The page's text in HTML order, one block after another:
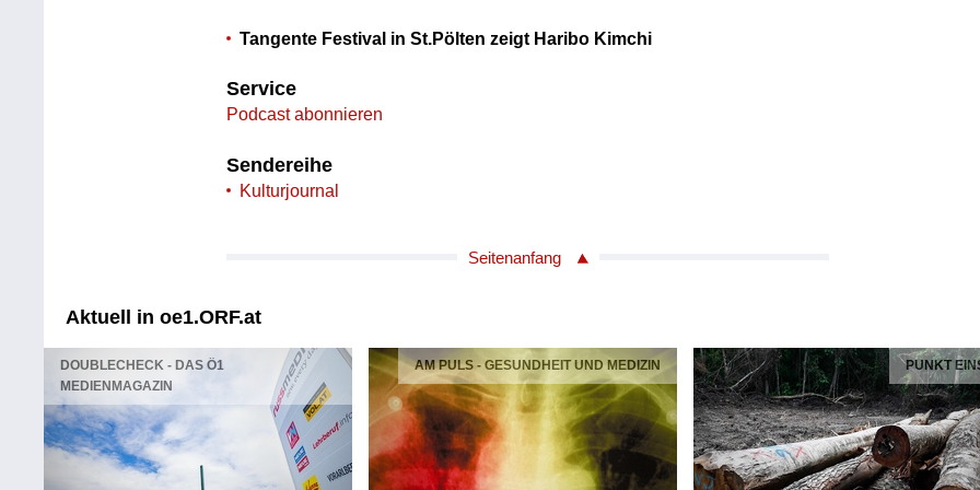
Tangente Festival in St.Pölten zeigt Haribo Kimchi
Service
Podcast abonnieren
Sendereihe
Kulturjournal
Seitenanfang
Aktuell in oe1.ORF.at
DOUBLECHECK - DAS Ö1
MEDIENMAGAZIN
AM PULS - GESUNDHEIT UND MEDIZIN PUNKT